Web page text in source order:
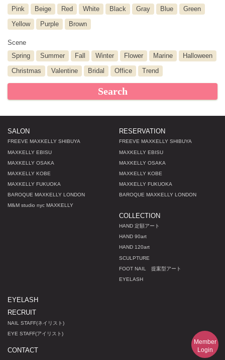
Pink
Beige Red White Black Gray Blue
Green
Yellow
Purple Brown
Scene
Spring
Summer Fall Winter Flower Marine
Halloween
Christmas
Valentine Bridal Office Trend
Search
Member
Login
SALON
FREEVE MAXKELLY SHIBUYA
MAXKELLY EBISU
MAXKELLY OSAKA
MAXKELLY KOBE
MAXKELLY FUKUOKA
BAROQUE MAXKELLY LONDON
M&M studio nyc MAXKELLY
RESERVATION
FREEVE MAXKELLY SHIBUYA
MAXKELLY EBISU
MAXKELLY OSAKA
MAXKELLY KOBE
MAXKELLY FUKUOKA
BAROQUE MAXKELLY LONDON
COLLECTION
HAND 定額アート
HAND 90art
HAND 120art
SCULPTURE
FOOT NAIL 提案型アート
EYELASH
EYELASH
RECRUIT
NAIL STAFF(ネイリスト)
EYE STAFF(アイリスト)
CONTACT